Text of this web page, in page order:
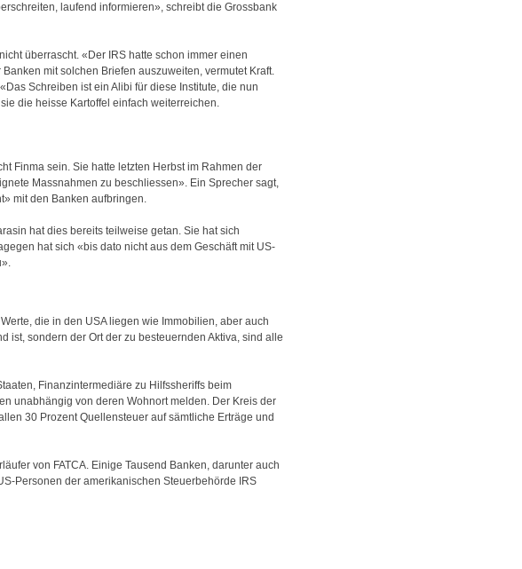
laufend informieren», schreibt die Grossbank
überrascht. «Der IRS hatte schon immer einen
mit solchen Briefen auszuweiten, vermutet Kraft.
Schreiben ist ein Alibi für diese Institute, die nun
die heisse Kartoffel einfach weiterreichen.
Finma sein. Sie hatte letzten Herbst im Rahmen der
Massnahmen zu beschliessen». Ein Sprecher sagt,
mit den Banken aufbringen.
hat dies bereits teilweise getan. Sie hat sich
hat sich «bis dato nicht aus dem Geschäft mit US-
die in den USA liegen wie Immobilien, aber auch
ist, sondern der Ort der zu besteuernden Aktiva, sind alle
Finanzintermediäre zu Hilfssheriffs beim
unabhängig von deren Wohnort melden. Der Kreis der
30 Prozent Quellensteuer auf sämtliche Erträge und
von FATCA. Einige Tausend Banken, darunter auch
Personen der amerikanischen Steuerbehörde IRS